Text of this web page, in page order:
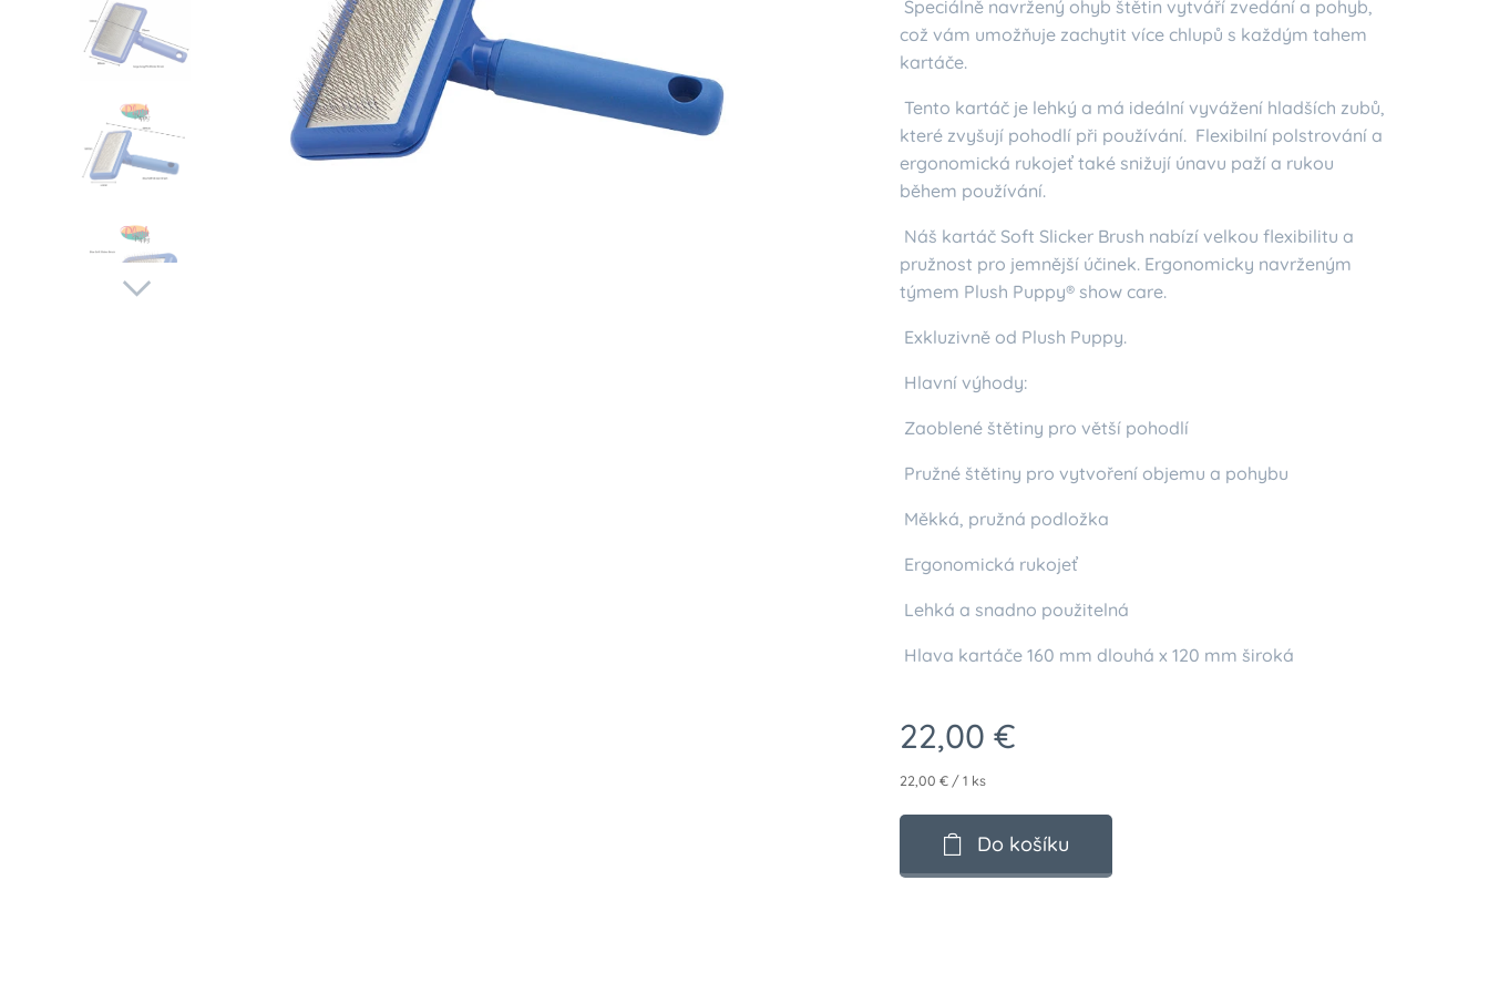
Speciálně navržený ohyb štětin vytváří zvedání a pohyb,
což vám umožňuje zachytit více chlupů s každým tahem
kartáče.
Tento kartáč je lehký a má ideální vyvážení hladších zubů,
které zvyšují pohodlí při používání. Flexibilní polstrování a
ergonomická rukojeť také snižují únavu paží a rukou
během používání.
Náš kartáč Soft Slicker Brush nabízí velkou flexibilitu a
pružnost pro jemnější účinek. Ergonomicky navrženým
týmem Plush Puppy® show care.
Exkluzivně od Plush Puppy.
Hlavní výhody:
Zaoblené štětiny pro větší pohodlí
Pružné štětiny pro vytvoření objemu a pohybu
Měkká, pružná podložka
Ergonomická rukojeť
Lehká a snadno použitelná
Hlava kartáče 160 mm dlouhá x 120 mm široká
22,00 €
22,00 € / 1 ks
Do košíku